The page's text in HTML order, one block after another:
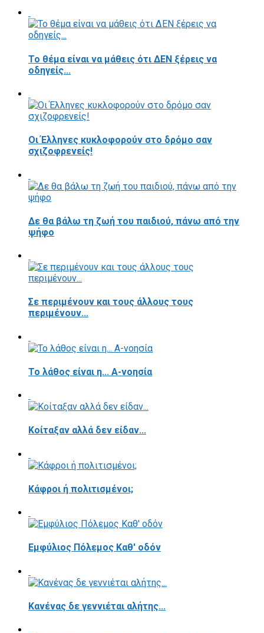
Το θέμα είναι να μάθεις ότι ΔΕΝ ξέρεις να
οδηγείς...
Οι Έλληνες κυκλοφορούν στο δρόμο σαν
σχιζοφρενείς!
Δε θα βάλω τη ζωή του παιδιού, πάνω από την
ψήφο
Σε περιμένουν και τους άλλους τους
περιμένουν...
Το λάθος είναι η... Α-νοησία
Κοίταξαν αλλά δεν είδαν...
Κάφροι ή πολιτισμένοι;
Εμφύλιος Πόλεμος Καθ' οδόν
Κανένας δε γεννιέται αλήτης...